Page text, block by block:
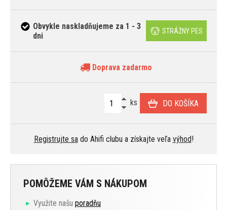
Obvykle naskladňujeme za 1 - 3
dni
STRÁŽNY PES
Doprava zadarmo
ks DO KOŠÍKA
Registrujte sado Ahifi clubu a získajte veľa výhod!
POMÔŽEME VÁM S NÁKUPOM
Využite našu poradňu